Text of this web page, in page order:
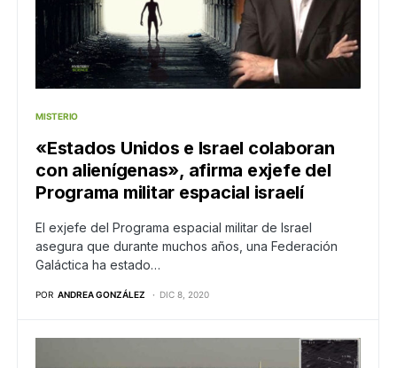
MISTERIO
«Estados Unidos e Israel colaboran
con alienígenas», afirma exjefe del
Programa militar espacial israelí
El exjefe del Programa espacial militar de Israel
asegura que durante muchos años, una Federación
Galáctica ha estado…
POR ANDREA GONZÁLEZ DIC 8, 2020